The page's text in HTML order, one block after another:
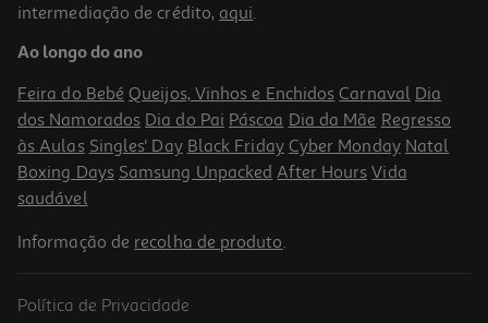
Gel Isdin Higiene Intíma Germisdin 500ml
31.8 €/Lt
15,90 €
intermediação de crédito, aqui.
Ao longo do ano
Feira do Bebé Queijos, Vinhos e Enchidos Carnaval Dia
dos Namorados Dia do Pai Páscoa Dia da Mãe Regresso
às Aulas Singles' Day Black Friday Cyber Monday Natal
Boxing Days Samsung Unpacked After Hours Vida
saudável
Informação de recolha de produto.
Política de Privacidade